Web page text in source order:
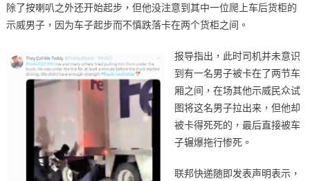
除了按喇叭之外还开始起步，但他没注意到其中一位爬上车后货柜的
示威男子，因为车子起步而不慎跌落卡在两个货柜之间。
报导指出，此时司机并未意识
到有一名男子被卡在了两节车
厢之间，在场其他示威民众试
图将这名男子拉出来，但他却
被卡得死死的，最后直接被车
子辗爆拖行惨死。
联邦快递随即发表声明表示，